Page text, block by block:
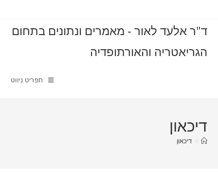
content
ד"ר אלעד לאור - מאמרים ונתונים בתחום
הגריאטריה והאורתופדיה
תפריט ניווט
דיכאון
> דיכאון